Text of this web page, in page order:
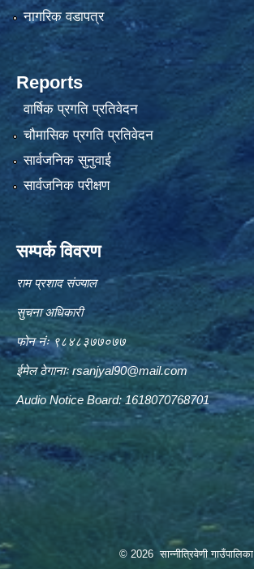
नागरिक वडापत्र
Reports
वार्षिक प्रगति प्रतिवेदन
चौमासिक प्रगति प्रतिवेदन
सार्वजनिक सुनुवाई
सार्वजनिक परीक्षण
सम्पर्क विवरण
राम प्रशाद संज्याल
सुचना अधिकारी
फोन नंः ९८४८३७७०७७
ईमेल ठेगानाःrsanjyal90@mail.com
Audio Notice Board: 1618070768701
© 2026 सान्नीत्रिवेणी गाउँपालिका